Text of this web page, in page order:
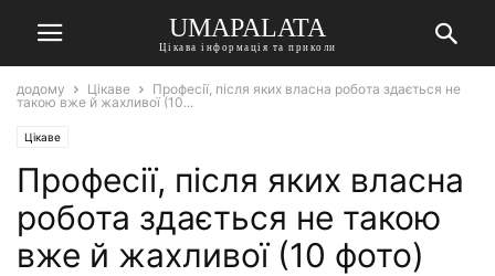
UMAPALATA
Цікава інформація та приколи
додому Цікаве
Професії, після яких власна робота здається не
такою вже й жахливої (10...
Цікаве
Професії, після яких власна
робота здається не такою
вже й жахливої (10 фото)